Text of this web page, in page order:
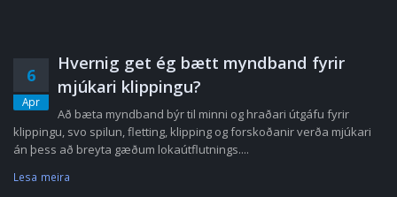
6
Apr
Hvernig get ég bætt myndband fyrir
mjúkari klippingu?
Að bæta myndband býr til minni og hraðari útgáfu fyrir
klippingu, svo spilun, fletting, klipping og forskoðanir verða mjúkari
án þess að breyta gæðum lokaútflutnings....
Lesa meira